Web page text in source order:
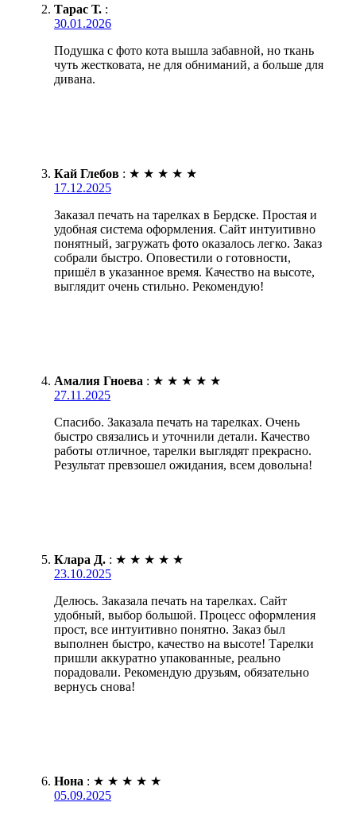
Тарас Т. :
30.01.2026
Подушка с фото кота вышла забавной, но ткань
чуть жестковата, не для обниманий, а больше для
дивана.
Кай Глебов : ★ ★ ★ ★ ★
17.12.2025
Заказал печать на тарелках в Бердске. Простая и
удобная система оформления. Сайт интуитивно
понятный, загружать фото оказалось легко. Заказ
собрали быстро. Оповестили о готовности,
пришёл в указанное время. Качество на высоте,
выглядит очень стильно. Рекомендую!
Амалия Гноева : ★ ★ ★ ★ ★
27.11.2025
Спасибо. Заказала печать на тарелках. Очень
быстро связались и уточнили детали. Качество
работы отличное, тарелки выглядят прекрасно.
Результат превзошел ожидания, всем довольна!
Клара Д. : ★ ★ ★ ★ ★
23.10.2025
Делюсь. Заказала печать на тарелках. Сайт
удобный, выбор большой. Процесс оформления
прост, все интуитивно понятно. Заказ был
выполнен быстро, качество на высоте! Тарелки
пришли аккуратно упакованные, реально
порадовали. Рекомендую друзьям, обязательно
вернусь снова!
Нона : ★ ★ ★ ★ ★
05.09.2025